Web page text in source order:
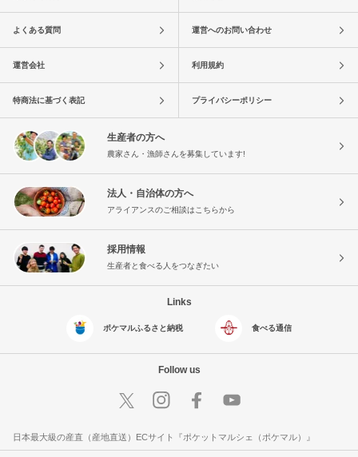
よくある質問 運営へのお問い合わせ
運営会社 利用規約
特商法に基づく表記 プライバシーポリシー
生産者の方へ
農家さん・漁師さんを募集しています!
法人・自治体の方へ
アライアンスのご相談はこちらから
採用情報
生産者と食べる人をつなぎたい
Links
ポケマルふるさと納税 食べる通信
Follow us
日本最大級の産直（産地直送）ECサイト『ポケットマルシェ（ポケマル）』